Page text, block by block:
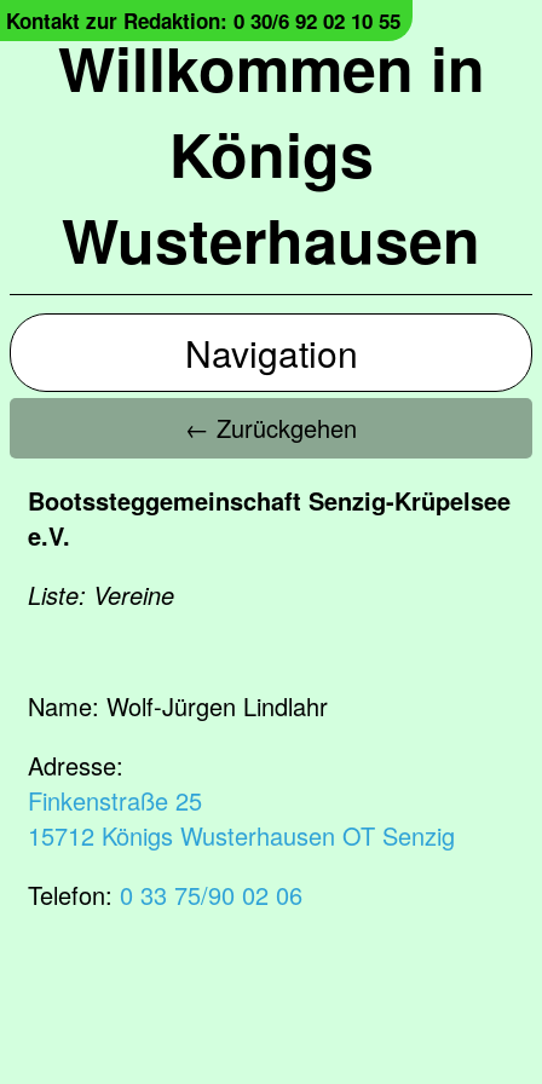
Willkommen in
Königs
Wusterhausen
Kontakt zur Redaktion: 0 30/6 92 02 10 55
Navigation
← Zurückgehen
Bootssteggemeinschaft Senzig-Krüpelsee
e.V.
Liste: Vereine
Name: Wolf-Jürgen Lindlahr
Adresse:
Finkenstraße 25
15712 Königs Wusterhausen OT Senzig
Telefon: 0 33 75/90 02 06